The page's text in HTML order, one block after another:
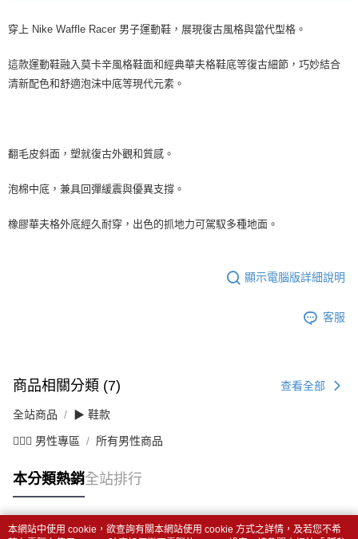
穿上 Nike Waffle Racer 男子運動鞋，展現復古風格與當代型格。
這款運動鞋融入莫卡辛風格鞋面和經典華夫格鞋底等復古細節，巧妙結合
清新配色和舒適泡沫中底等現代元素。
翻毛皮斜面，塑就復古外觀和質感。
泡棉中底，兼具回彈緩震與優異支撐。
橡膠華夫格外底經久耐穿，出色的抓地力可駕馭多種地面。
顯示電腦版詳細說明
客服
商品相關分類 (7) 查看全部
全站商品 ▶ 鞋款
💁🏻‍♂️ 男性專區 所有男性商品
本分類熱銷全站排行
本網站中使用 cookie，欲查詢有關本網站使用 cookie 方式之詳情，及若您不希